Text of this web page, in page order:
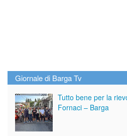
Giornale di Barga Tv
Tutto bene per la
Fornaci – Barga